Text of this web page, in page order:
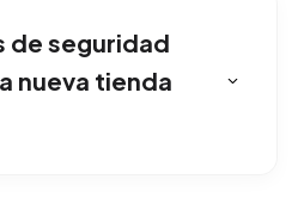
sin fricciones.
de seguridad
nueva tienda